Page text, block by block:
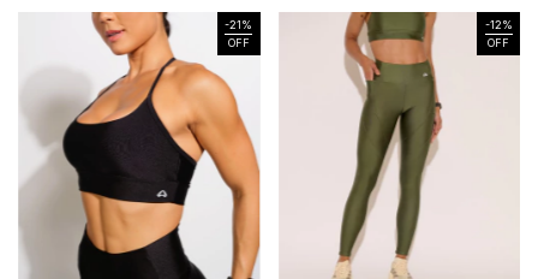
-21%
OFF
-12%
OFF